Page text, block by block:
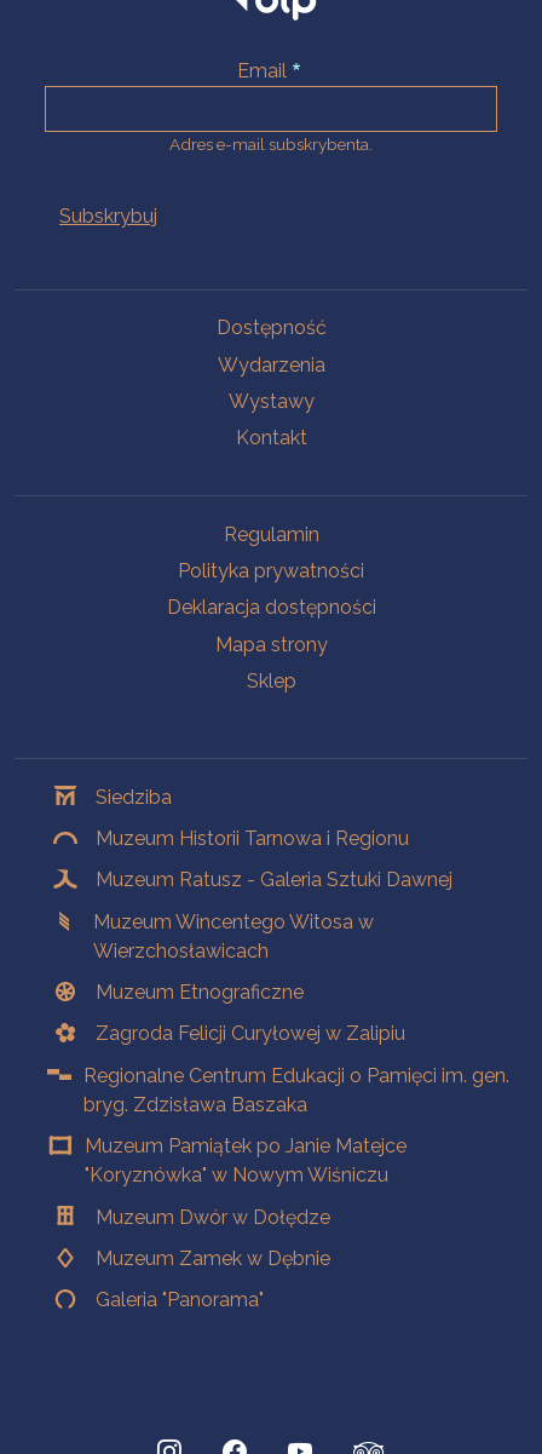
Email
Adres e-mail subskrybenta.
Dostępność
Wydarzenia
Wystawy
Kontakt
Regulamin
Polityka prywatności
Deklaracja dostępności
Mapa strony
Sklep
Siedziba
Muzeum Historii Tarnowa i Regionu
Muzeum Ratusz - Galeria Sztuki Dawnej
Muzeum Wincentego Witosa w
Wierzchosławicach
Muzeum Etnograficzne
Zagroda Felicji Curyłowej w Zalipiu
Regionalne Centrum Edukacji o Pamięci im. gen.
bryg. Zdzisława Baszaka
Muzeum Pamiątek po Janie Matejce
"Koryznówka" w Nowym Wiśniczu
Muzeum Dwór w Dołędze
Muzeum Zamek w Dębnie
Galeria "Panorama"